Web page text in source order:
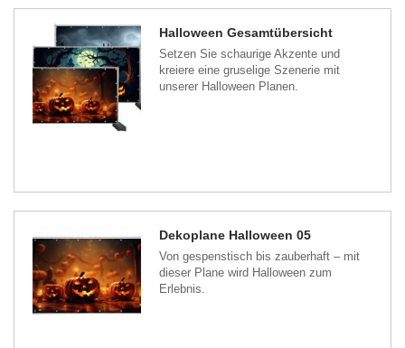
Halloween Gesamtübersicht
Setzen Sie schaurige Akzente und
kreiere eine gruselige Szenerie mit
unserer Halloween Planen.
Dekoplane Halloween 05
Von gespenstisch bis zauberhaft – mit
dieser Plane wird Halloween zum
Erlebnis.